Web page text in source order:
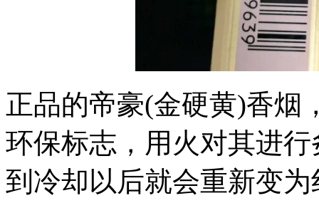
正品的帝豪(金硬黄)香烟
环保标志，用火对其进
到冷却以后就会重新变